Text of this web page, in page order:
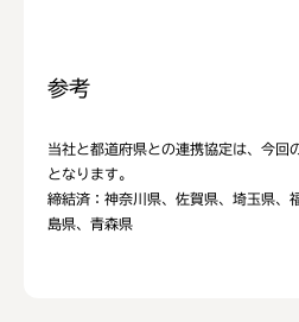
参考
当社と都道府県との連携協定は、今回
となります。
締結済：神奈川県、佐賀県、埼玉県、
島県、青森県